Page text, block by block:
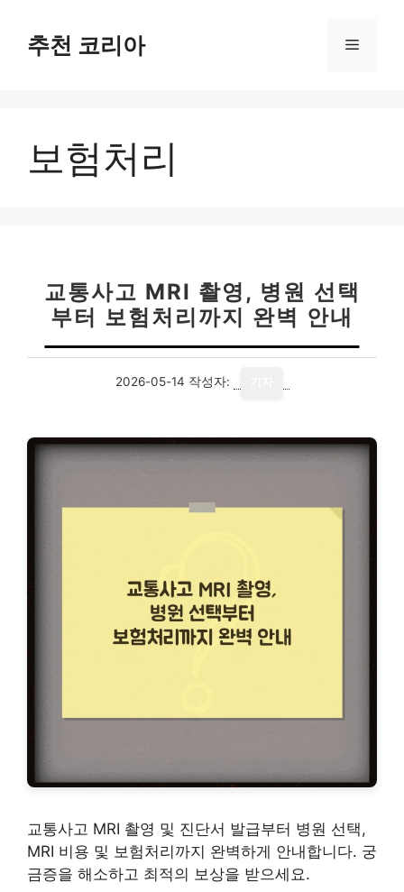
추천 코리아 메
보험처리
교통사고 MRI 촬영, 병원 선택
부터 보험처리까지 완벽 안내
2026-05-14 작성자:
교통사고 MRI 촬영 및 진단서 발급부터 병원 선택,
MRI 비용 및 보험처리까지 완벽하게 안내합니다. 궁
금증을 해소하고 최적의 보상을 받으세요.